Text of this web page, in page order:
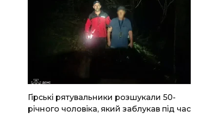
Гірські рятувальники розшукали 50-
річного чоловіка, який заблукав під час